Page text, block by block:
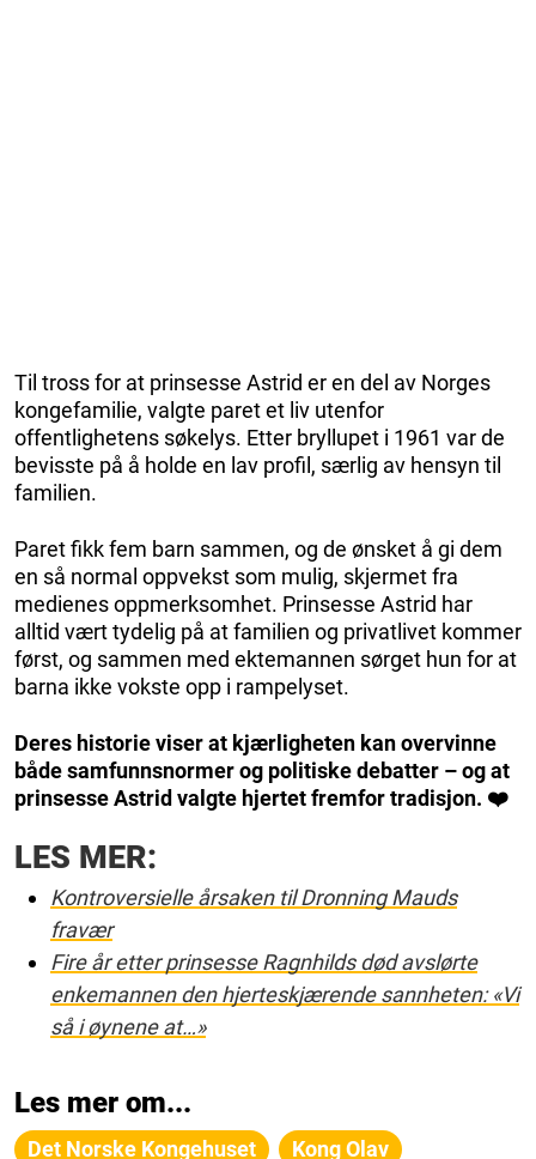
Til tross for at prinsesse Astrid er en del av Norges
kongefamilie, valgte paret et liv utenfor
offentlighetens søkelys. Etter bryllupet i 1961 var de
bevisste på å holde en lav profil, særlig av hensyn til
familien.
Paret fikk fem barn sammen, og de ønsket å gi dem
en så normal oppvekst som mulig, skjermet fra
medienes oppmerksomhet. Prinsesse Astrid har
alltid vært tydelig på at familien og privatlivet kommer
først, og sammen med ektemannen sørget hun for at
barna ikke vokste opp i rampelyset.
Deres historie viser at kjærligheten kan overvinne
både samfunnsnormer og politiske debatter – og at
prinsesse Astrid valgte hjertet fremfor tradisjon. ❤️
LES MER:
Kontroversielle årsaken til Dronning Mauds
fravær
Fire år etter prinsesse Ragnhilds død avslørte
enkemannen den hjerteskjærende sannheten: «Vi
så i øynene at…»
Les mer om...
Det Norske Kongehuset Kong Olav